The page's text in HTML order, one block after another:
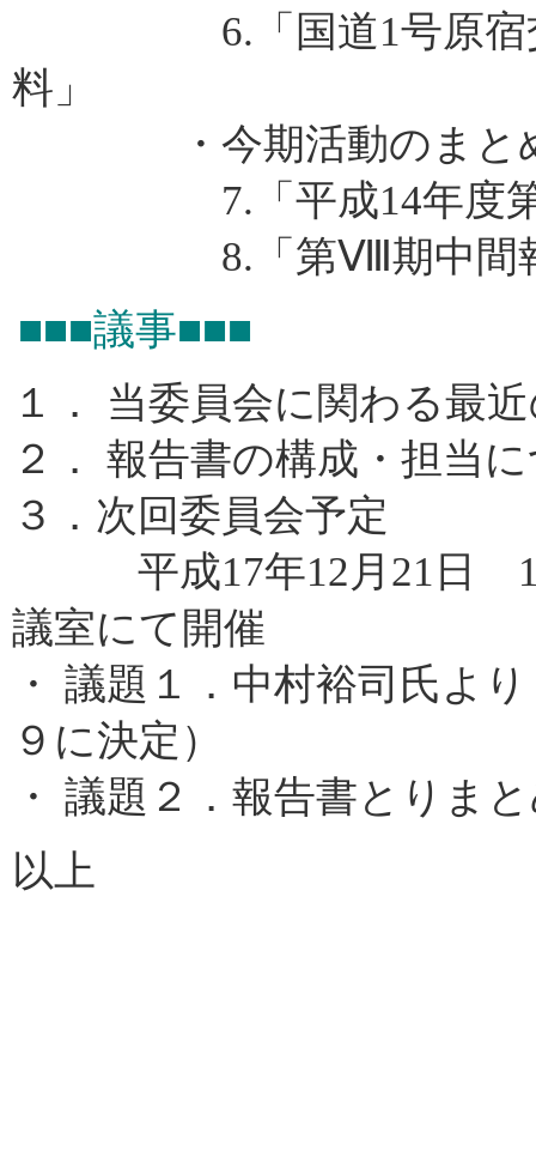
6.「国道1号原宿交
料」
・今期活動のまと
7.「平成14年度第2回
8.「第Ⅷ期中間報
■■■議事■■■
１． 当委員会に関わる最
２． 報告書の構成・担当
３．次回委員会予定
平成17年12月21日
議室にて開催
・ 議題１．中村裕司氏よ
９に決定）
・ 議題２．報告書とりま
以上